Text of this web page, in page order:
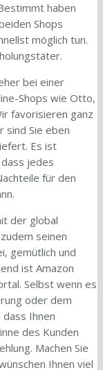
haben
Shops
möglich tun.
bei einer
Shops wie Otto,
favorisieren ganz
sind Sie eben
Es ist
jedes
für den
der global
seinen
gemütlich und
ist Amazon
Selbst wenn es
oder dem
Ihnen
des Kunden
Machen Sie
Ihnen viel